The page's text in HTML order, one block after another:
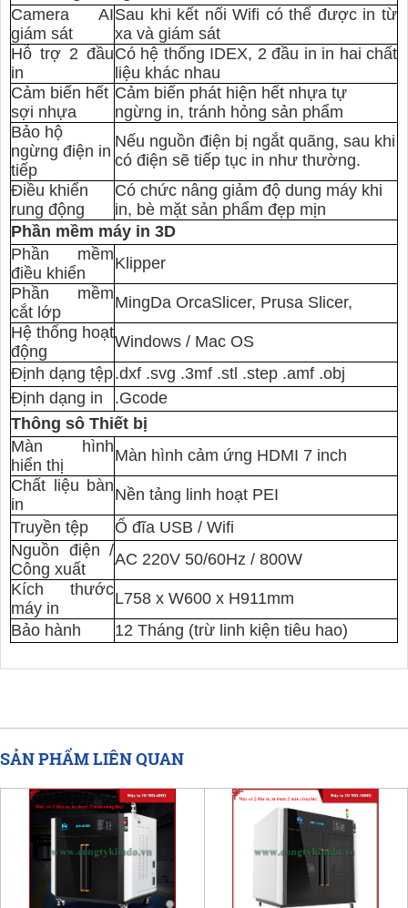
Camera AI
giám sát
Sau khi kết nối Wifi có thể được in từ
xa và giám sát
Hỗ trợ 2 đầu
in
Có hệ thống IDEX, 2 đầu in in hai chất
liệu khác nhau
Cảm biến hết
sợi nhựa
Cảm biến phát hiện hết nhựa tự
ngừng in, tránh hỏng sản phẩm
Bảo hộ
ngừng điện in
tiếp
Nếu nguồn điện bị ngắt quãng, sau khi
có điện sẽ tiếp tục in như thường.
Điều khiển
rung động
Có chức nâng giảm độ dung máy khi
in, bè mặt sản phẩm đẹp mịn
Phần mềm máy in 3D
Phần mềm
điều khiển
Klipper
Phần mềm
cắt lớp
MingDa OrcaSlicer, Prusa Slicer,
Hệ thống hoạt
động
Windows / Mac OS
Định dạng tệp.dxf .svg .3mf .stl .step .amf .obj
Định dạng in
.Gcode
Thông sô Thiết bị
Màn hình
hiển thị
Màn hình cảm ứng HDMI 7 inch
Chất liệu bàn
in
Nền tảng linh hoạt PEI
Truyền tệp
Ổ đĩa USB / Wifi
Nguồn điện /
Công xuất
AC 220V 50/60Hz / 800W
Kích thước
máy in
L758 x W600 x H911mm
Bảo hành
12 Tháng (trừ linh kiện tiêu hao)
SẢN PHẨM LIÊN QUAN